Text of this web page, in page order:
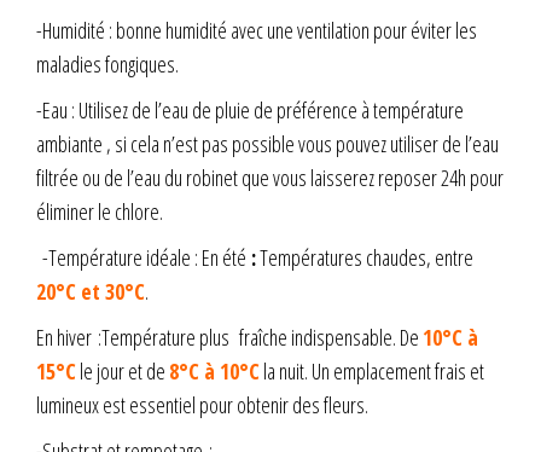
-Humidité : bonne humidité avec une ventilation pour éviter les
maladies fongiques.
-Eau : Utilisez de l’eau de pluie de préférence à température
ambiante , si cela n’est pas possible vous pouvez utiliser de l’eau
filtrée ou de l’eau du robinet que vous laisserez reposer 24h pour
éliminer le chlore.
-Température idéale : En été :Températures chaudes, entre
20°C et 30°C.
En hiver :Température plus fraîche indispensable. De 10°C à
15°Cle jour et de 8°C à 10°Cla nuit. Un emplacement frais et
lumineux est essentiel pour obtenir des fleurs.